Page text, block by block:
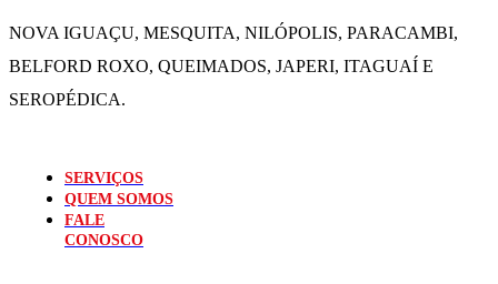
NOVA IGUAÇU, MESQUITA, NILÓPOLIS, PARACAMBI,
BELFORD ROXO, QUEIMADOS, JAPERI, ITAGUAÍ E
SEROPÉDICA.
SERVIÇOS
QUEM SOMOS
FALE
CONOSCO